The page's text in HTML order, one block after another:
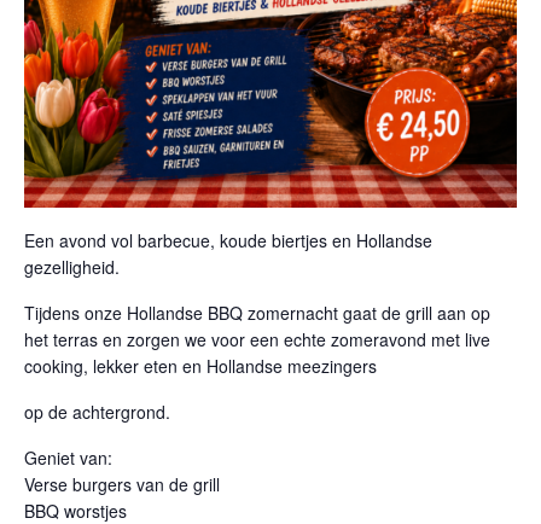
Een avond vol barbecue, koude biertjes en Hollandse
gezelligheid.
Tijdens onze Hollandse BBQ zomernacht gaat de grill aan op
het terras en zorgen we voor een echte zomeravond met live
cooking, lekker eten en Hollandse meezingers
op de achtergrond.
Geniet van:
Verse burgers van de grill
BBQ worstjes